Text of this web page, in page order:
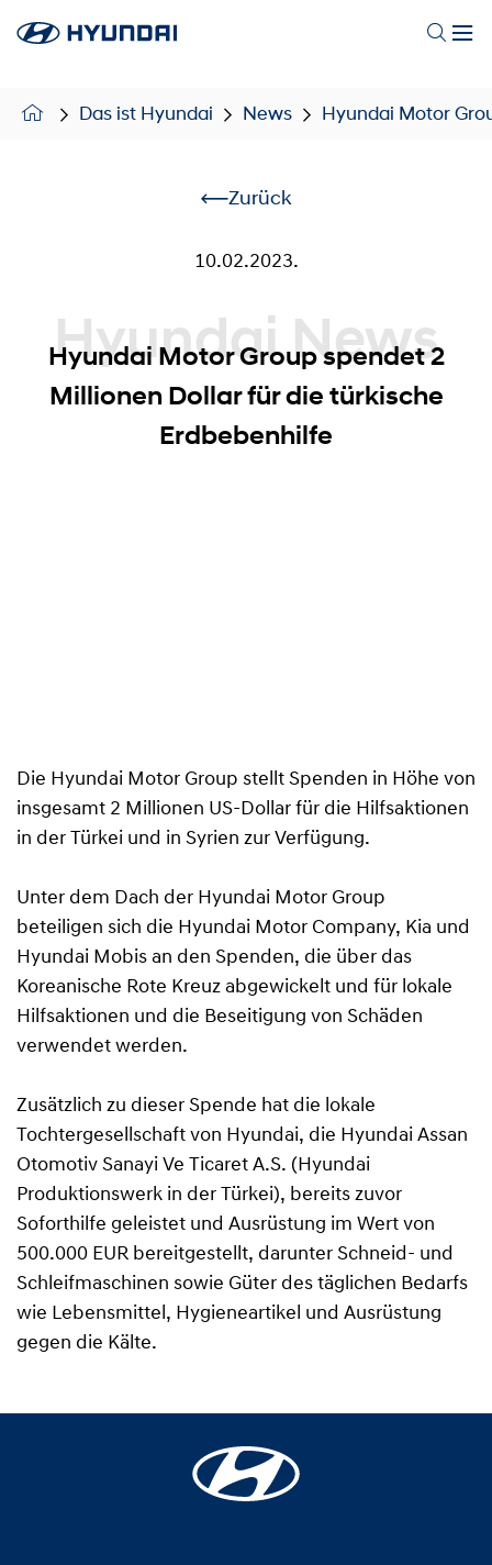
Das ist Hyundai News Hyundai Motor
Zurück
10.02.2023.
Hyundai News
Hyundai Motor Group spendet 2
Millionen Dollar für die türkische
Erdbebenhilfe
Die Hyundai Motor Group stellt Spenden in Höhe von
insgesamt 2 Millionen US-Dollar für die Hilfsaktionen
in der Türkei und in Syrien zur Verfügung.
Unter dem Dach der Hyundai Motor Group
beteiligen sich die Hyundai Motor Company, Kia und
Hyundai Mobis an den Spenden, die über das
Koreanische Rote Kreuz abgewickelt und für lokale
Hilfsaktionen und die Beseitigung von Schäden
verwendet werden.
Zusätzlich zu dieser Spende hat die lokale
Tochtergesellschaft von Hyundai, die Hyundai Assan
Otomotiv Sanayi Ve Ticaret A.S. (Hyundai
Produktionswerk in der Türkei), bereits zuvor
Soforthilfe geleistet und Ausrüstung im Wert von
500.000 EUR bereitgestellt, darunter Schneid- und
Schleifmaschinen sowie Güter des täglichen Bedarfs
wie Lebensmittel, Hygieneartikel und Ausrüstung
gegen die Kälte.